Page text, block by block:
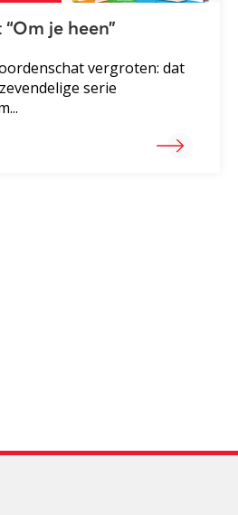
je heen”
vergroten: dat
serie